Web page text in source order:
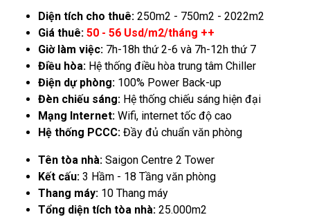
Diện tích cho thuê: 250m2 - 750m2 - 2022m2
Giá thuê: 50 - 56 Usd/m2/tháng ++
Giờ làm việc: 7h-18h thứ 2-6 và 7h-12h thứ 7
Điều hòa: Hệ thống điều hòa trung tâm Chiller
Điện dự phòng: 100% Power Back-up
Đèn chiếu sáng: Hệ thống chiếu sáng hiện đại
Mạng Internet: Wifi, internet tốc độ cao
Hệ thống PCCC: Đầy đủ chuẩn văn phòng
Tên tòa nhà: Saigon Centre 2 Tower
Kết cấu: 3 Hầm - 18 Tầng văn phòng
Thang máy: 10 Thang máy
Tổng diện tích tòa nhà: 25.000m2